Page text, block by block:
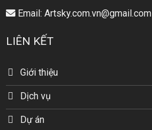
Email: Artsky.com.vn@gmail.com
LIÊN KẾT
Giới thiệu
Dịch vụ
Dự án